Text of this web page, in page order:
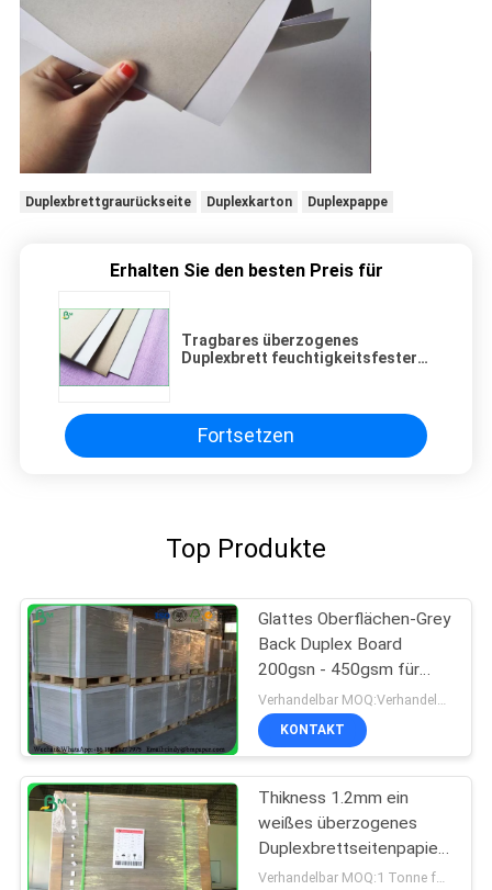
Duplexbrettgraurückseite Duplexkarton Duplexpappe
Erhalten Sie den besten Preis für
Tragbares überzogenes
Duplexbrett feuchtigkeitsfester
Fortsetzen
Top Produkte
Glattes Oberflächen-Grey
Back Duplex Board
200gsn - 450gsm für
Bucheinband des
gebundenen Buches
KONTAKT
Thikness 1.2mm ein
weißes überzogenes
Duplexbrettseitenpapier
in den Blättern
Verhandelbar MOQ:1 Tonne für allgemeine Größe u. 10 Tonnen für Sondergröße